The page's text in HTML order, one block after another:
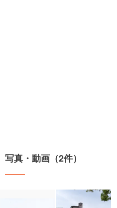
写真・動画（2件）